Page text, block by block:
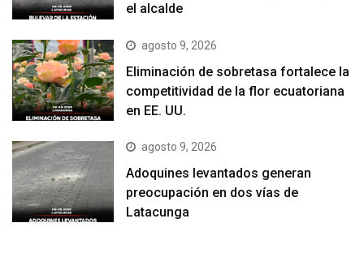
el alcalde
agosto 9, 2026
Eliminación de sobretasa fortalece la
competitividad de la flor ecuatoriana
en EE. UU.
agosto 9, 2026
Adoquines levantados generan
preocupación en dos vías de
Latacunga